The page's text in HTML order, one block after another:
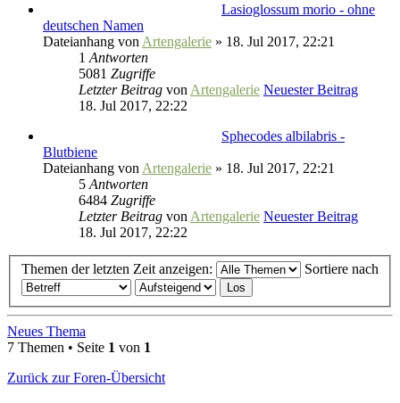
Lasioglossum morio - ohne
deutschen Namen
Dateianhang von Artengalerie » 18. Jul 2017, 22:21
1 Antworten
5081 Zugriffe
Letzter Beitrag von Artengalerie Neuester Beitrag
18. Jul 2017, 22:22
Sphecodes albilabris -
Blutbiene
Dateianhang von Artengalerie » 18. Jul 2017, 22:21
5 Antworten
6484 Zugriffe
Letzter Beitrag von Artengalerie Neuester Beitrag
18. Jul 2017, 22:22
Themen der letzten Zeit anzeigen: Sortiere nach
Neues Thema
7 Themen • Seite 1 von 1
Zurück zur Foren-Übersicht